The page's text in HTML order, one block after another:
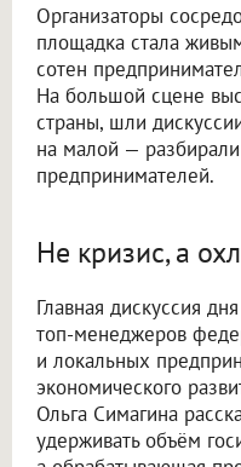
Организаторы
площадка стала
сотен
На большой сцене
страны, шли
на малой —
предпринимателей.
Не кризис, а
Главная дискуссия
топ-менеджеров
и локальных
экономического
Ольга Симагина
удерживать объём